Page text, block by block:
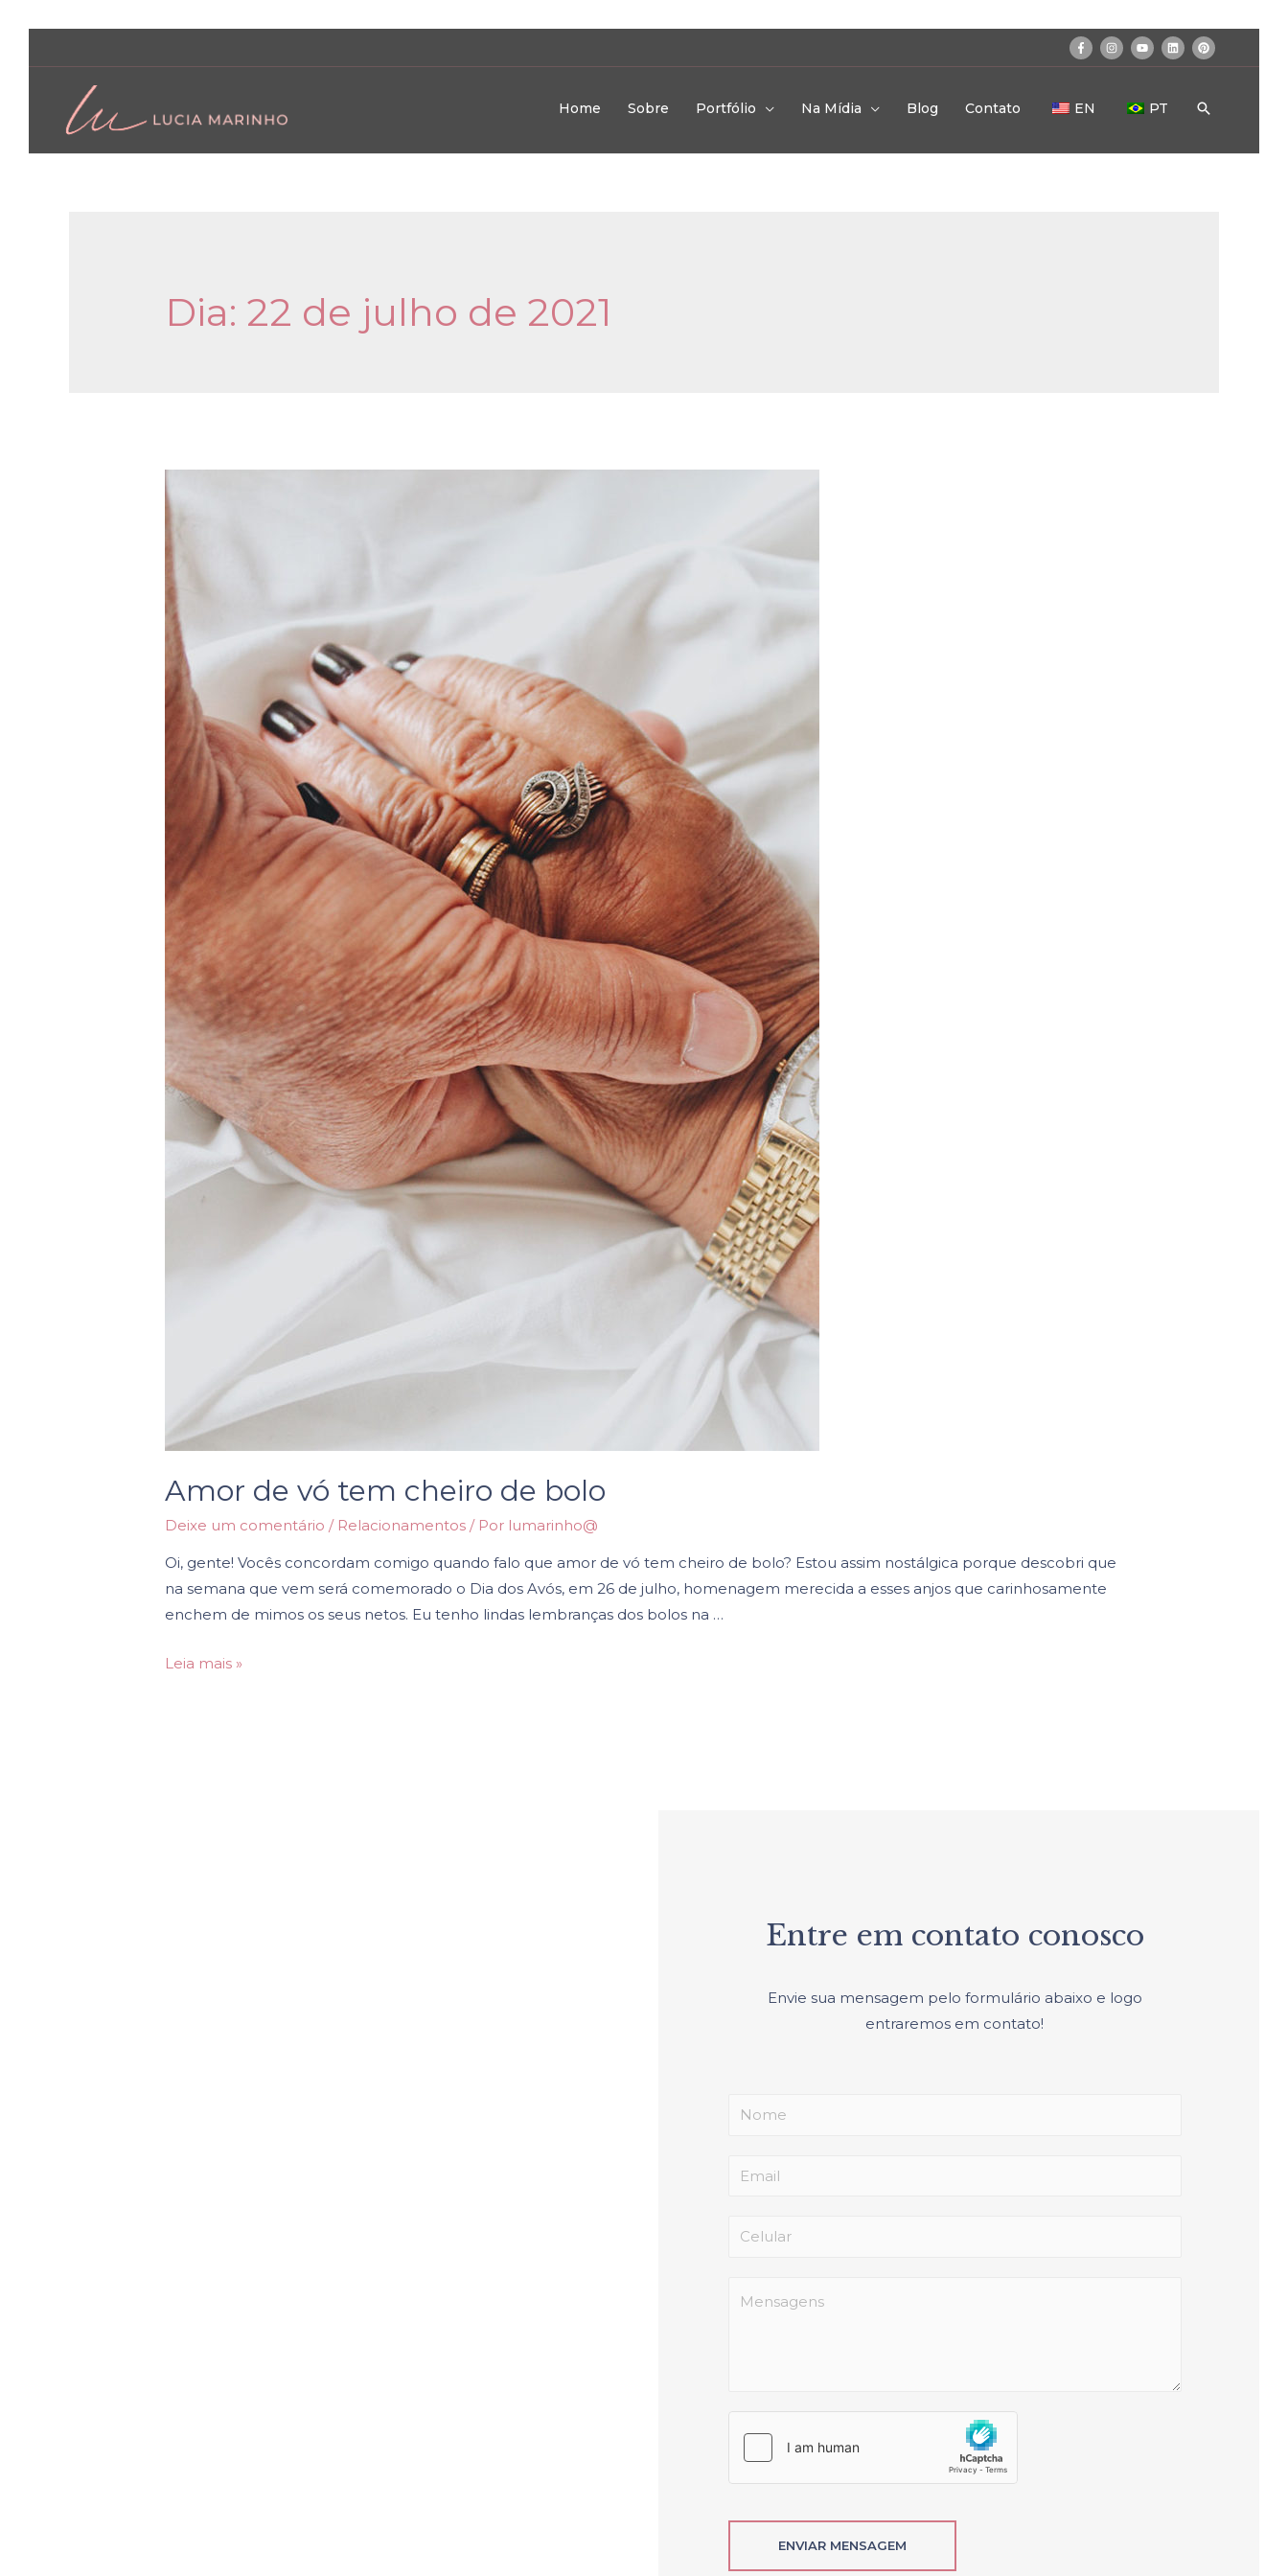
Home Sobre Portfólio Na Mídia Blog Contato EN PT
Dia: 22 de julho de 2021
Amor de vó tem cheiro de bolo
Deixe um comentário / Relacionamentos / Por lumarinho@
Oi, gente! Vocês concordam comigo quando falo que amor de vó tem cheiro de bolo? Estou assim nostálgica porque descobri que
na semana que vem será comemorado o Dia dos Avós, em 26 de julho, homenagem merecida a esses anjos que carinhosamente
enchem de mimos os seus netos. Eu tenho lindas lembranças dos bolos na …
Leia mais »
Entre em contato conosco
Envie sua mensagem pelo formulário abaixo e logo
entraremos em contato!
ENVIAR MENSAGEM